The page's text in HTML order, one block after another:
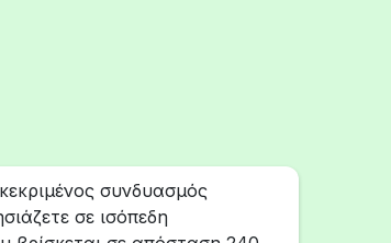
συνδυασμός
σε ισόπεδη